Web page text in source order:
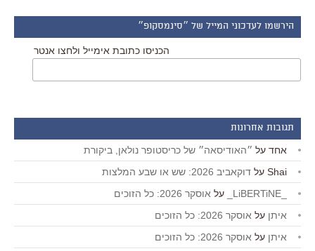
הירשמו לעדכוני המייל של ״סינמסקופ״
הכניסו כתובת אימייל ולחצו אנטר
תגובות אחרונות
אחד על ״האודיסאה״ של כריסטופר נולאן, ביקורת
Shai על דוקאביב 2026: שש או שבע המלצות
על אוסקר 2026: כל הזוכים
איתן על אוסקר 2026: כל הזוכים
איתן על אוסקר 2026: כל הזוכים